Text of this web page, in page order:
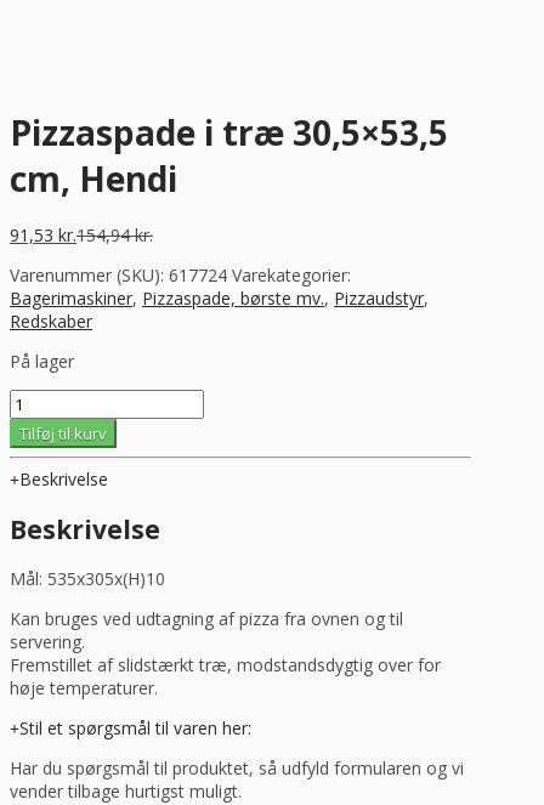
Pizzaspade i træ 30,5×53,5
cm, Hendi
91,53 kr.154,94kr.
Varenummer (SKU): 617724 Varekategorier:
Bagerimaskiner, Pizzaspade, børste mv., Pizzaudstyr,
Redskaber
På lager
Pizzaspade
i
træ
30,5x53,5
cm,
Hendi
antal
Tilføj til kurv
Beskrivelse
Beskrivelse
Mål: 535x305x(H)10
Kan bruges ved udtagning af pizza fra ovnen og til
servering.
Fremstillet af slidstærkt træ, modstandsdygtig over for
høje temperaturer.
Stil et spørgsmål til varen her:
Har du spørgsmål til produktet, så udfyld formularen og vi
vender tilbage hurtigst muligt.